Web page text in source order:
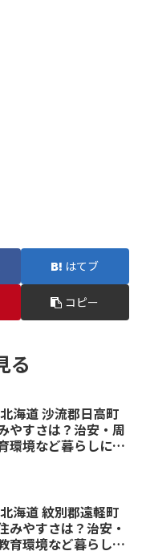
はてブ
コピー
る
北海道 沙流郡日高町
やすさは？治安・周
環境など暮らしに関
北海道 紋別郡遠軽町
みやすさは？治安・
育環境など暮らしに